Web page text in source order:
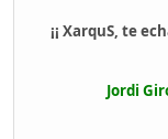
¡¡ XarquS, te
Jordi